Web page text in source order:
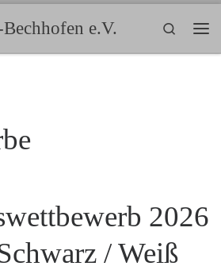
e.V.
Search
2026
/ Weiß